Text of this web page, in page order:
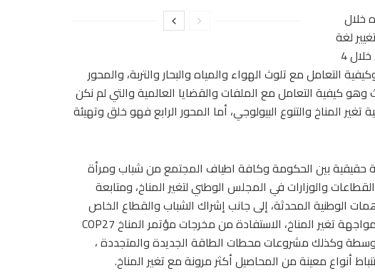
خلال
لغة
الحوار لقطاع البيئة وإعادة هيكلة القطاع البيئي، من خلال 4
التعامل مع تلوث الهواء والمياه والبحار والتربة، والمحور
وهو كيفية التعامل مع الملفات والقضايا العالمية والتي لم نكن
المناخ والتنوع البيولوجي، أما المحور الرابع فهو خلق وتهيئة
حقيقية بين الحكومة وكافة اطياف المجتمع من شباب ومرأة
والوزارات في المجلس الوطني لتغير المناخ، ومتابعة
الوطنية المحدثة، إلى جانب إشراك الشباب والقطاع الخاص
في تنفيذ الاستراتيجية الوطنية لتغير المناخ وخطوات مواجهة تغير المناخ، الاستفادة من مخرجات مؤتمر المناخ COP27
وكذلك مشروعات محطات الطاقة الجديدة والمتجددة ،
أنواع معينة من المحاصيل أكثر مرونة مع تغير المناخ.